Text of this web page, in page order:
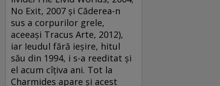
No Exit, 2007 şi Căderea-n
sus a corpurilor grele,
aceeaşi Tracus Arte, 2012),
iar Ieudul fără ieşire, hitul
său din 1994, i s-a reeditat şi
el acum cîţiva ani. Tot la
Charmides apare şi acest